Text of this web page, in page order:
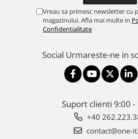
Vreau sa primesc newsletter cu
magazinului. Afla mai multe in
Confidentialitate
Social Urmareste-ne in
Suport clienti 9:00 -
+40
contact@one-